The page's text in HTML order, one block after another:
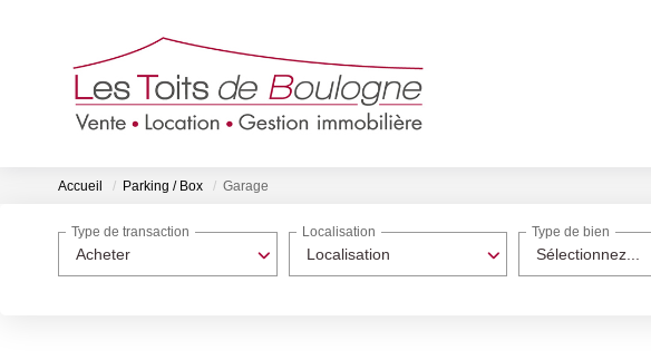
Accueil Parking / Box Garage
Acheter
Type de transaction
Localisation
Localisation
Sélectionnez...
Type de bien